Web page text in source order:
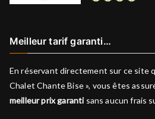
Meilleur tarif garanti…
En réservant directement sur ce site
Chalet Chante Bise », vous êtes
meilleur prix garantisans aucun frais